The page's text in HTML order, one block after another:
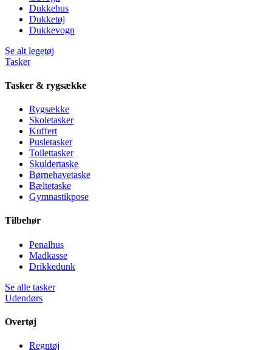
Dukkehus
Dukketøj
Dukkevogn
Se alt legetøj
Tasker
Tasker & rygsække
Rygsække
Skoletasker
Kuffert
Pusletasker
Toilettasker
Skuldertaske
Børnehavetaske
Bæltetaske
Gymnastikpose
Tilbehør
Penalhus
Madkasse
Drikkedunk
Se alle tasker
Udendørs
Overtøj
Regntøj